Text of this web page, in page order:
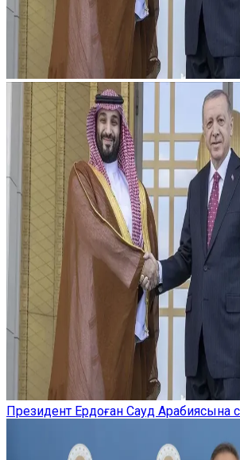
Президент Ердоған Сауд Арабиясына